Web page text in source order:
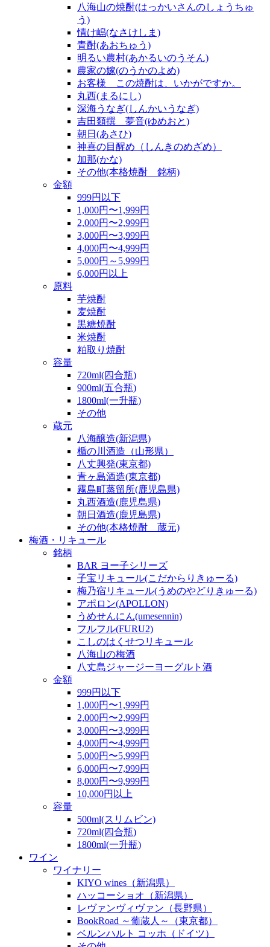
八海山の焼酎(はっかいさんのしょうちゅ
う)
情け嶋(なさけしま)
青酎(あおちゅう)
明るい農村(あかるいのうそん)
農家の嫁(のうかのよめ)
お客様 この焼酎は、いかがですか。
丸西(まるにし)
深海うなぎ(しんかいうなぎ)
吉田類撰 夢音(ゆめおと)
朝日(あさひ)
神喜の目醒め（しんきのめざめ）
加那(かな)
その他(本格焼酎 銘柄)
金額
999円以下
1,000円〜1,999円
2,000円〜2,999円
3,000円〜3,999円
4,000円〜4,999円
5,000円～5,999円
6,000円以上
原料
芋焼酎
麦焼酎
黒糖焼酎
米焼酎
粕取り焼酎
容量
720ml(四合瓶)
900ml(五合瓶)
1800ml(一升瓶)
その他
蔵元
八海醸造(新潟県)
楯の川酒造（山形県）
八丈興発(東京都)
青ヶ島酒造(東京都)
霧島町蒸留所(鹿児島県)
丸西酒造(鹿児島県)
朝日酒造(鹿児島県)
その他(本格焼酎 蔵元)
梅酒・リキュール
銘柄
BAR ヨー子シリーズ
子宝リキュール(こだからりきゅーる)
梅乃宿リキュール(うめのやどりきゅーる)
アポロン(APOLLON)
うめせんにん(umesennin)
フルフル(FURU2)
こしのはくせつリキュール
八海山の梅酒
八丈島ジャージーヨーグルト酒
金額
999円以下
1,000円〜1,999円
2,000円〜2,999円
3,000円〜3,999円
4,000円〜4,999円
5,000円〜5,999円
6,000円〜7,999円
8,000円〜9,999円
10,000円以上
容量
500ml(スリムビン)
720ml(四合瓶)
1800ml(一升瓶)
ワイン
ワイナリー
KIYO wines（新潟県）
ハッコーショオ（新潟県）
レヴァンヴィヴァン（長野県）
BookRoad ～葡蔵人～（東京都）
ベルンハルト コッホ（ドイツ）